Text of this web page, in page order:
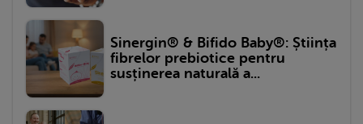
Sinergin® & Bifido Baby®: Știința
fibrelor prebiotice pentru
susținerea naturală a...